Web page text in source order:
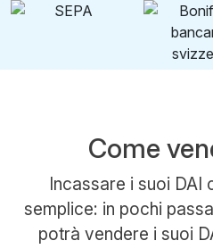
Come
Incassare i suoi DAI
semplice: in pochi
potrà vendere i suoi